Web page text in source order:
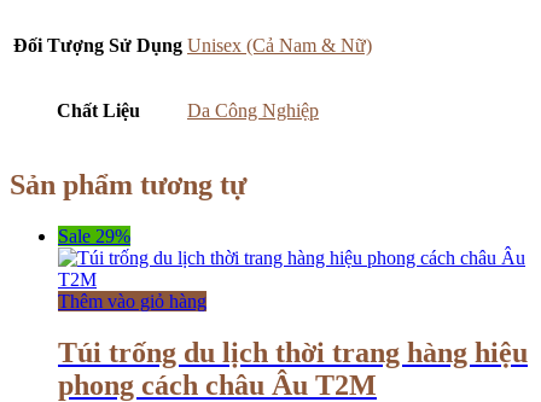
Đối Tượng Sử Dụng Unisex (Cả Nam & Nữ)
Chất Liệu Da Công Nghiệp
Sản phẩm tương tự
Sale 29%
Thêm vào giỏ hàng
Túi trống du lịch thời trang hàng hiệu
phong cách châu Âu T2M